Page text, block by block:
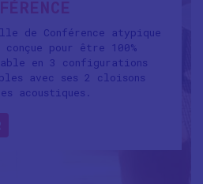
de Conférence atypique
pour être 100%
en 3 configurations
avec ses 2 cloisons
acoustiques.